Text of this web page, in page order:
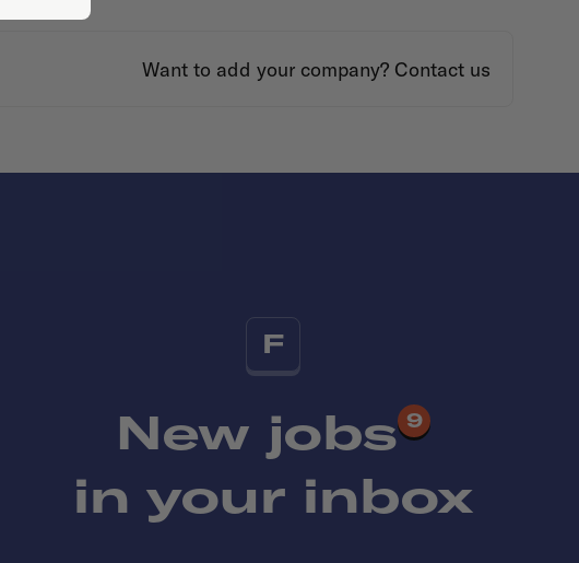
Want to add your company? Contact us
F
New jobs 9
in your inbox